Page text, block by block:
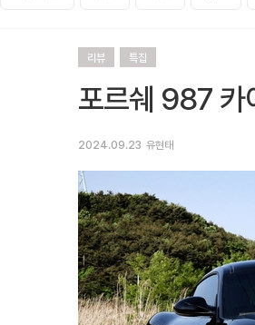
리뷰 특집
포르쉐 987 카
2024.09.23 유현태